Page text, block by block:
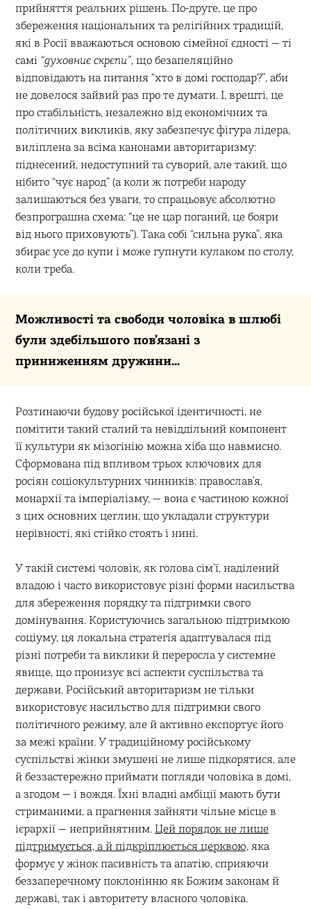
прийняття реальних рішень. По-друге, це про
збереження національних та релігійних традицій,
які в Росії вважаються основою сімейної єдності — ті
самі “духовниє скрєпи”, що безапеляційно
відповідають на питання “хто в домі господар?”, аби
не довелося зайвий раз про те думати. І, врешті, це
про стабільність, незалежно від економічних та
політичних викликів, яку забезпечує фігура лідера,
виліплена за всіма канонами авторитаризму:
піднесений, недоступний та суворий, але такий, що
нібито “чує народ” (а коли ж потреби народу
залишаються без уваги, то спрацьовує абсолютно
безпрограшна схема: “це не цар поганий, це бояри
від нього приховують”). Така собі “сильна рука”, яка
збирає усе до купи і може гупнути кулаком по столу,
коли треба.
Можливості та свободи чоловіка в шлюбі
були здебільшого пов’язані з
приниженням дружини…
Розтинаючи будову російської ідентичності, не
помітити такий сталий та невіддільний компонент
її культури як мізогінію можна хіба що навмисно.
Сформована під впливом трьох ключових для
росіян соціокультурних чинників: православ’я,
монархії та імперіалізму, — вона є частиною кожної
з цих основних цеглин, що укладали структури
нерівності, які стійко стоять і нині.
У такій системі чоловік, як голова сім’ї, наділений
владою і часто використовує різні форми насильства
для збереження порядку та підтримки свого
домінування. Користуючись загальною підтримкою
соціуму, ця локальна стратегія адаптувалася під
різні потреби та виклики й переросла у системне
явище, що пронизує всі аспекти суспільства та
держави. Російський авторитаризм не тільки
використовує насильство для підтримки свого
політичного режиму, але й активно експортує його
за межі країни. У традиційному російському
суспільстві жінки змушені не лише підкорятися, але
й беззастережно приймати погляди чоловіка в домі,
а згодом — і вождя. Їхні владні амбіції мають бути
стриманими, а прагнення зайняти чільне місце в
ієрархії — неприйнятним. Цей порядок не лише
підтримується, а й підкріплюється церквою,яка
формує у жінок пасивність та апатію, сприяючи
беззаперечному поклонінню як Божим законам й
державі, так і авторитету власного чоловіка.